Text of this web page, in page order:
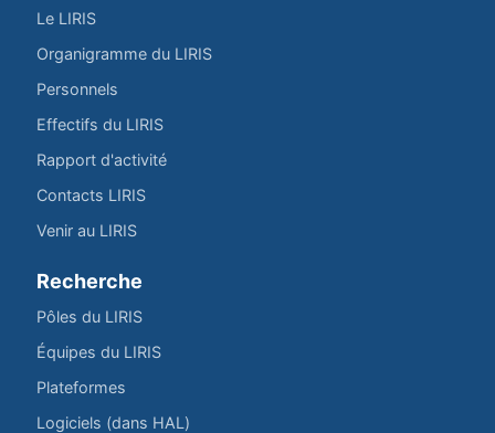
Le LIRIS
Organigramme du LIRIS
Personnels
Effectifs du LIRIS
Rapport d'activité
Contacts LIRIS
Venir au LIRIS
Recherche
Pôles du LIRIS
Équipes du LIRIS
Plateformes
Logiciels (dans HAL)